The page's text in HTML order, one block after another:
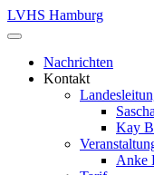
LVHS Hamburg
Nachrichten
Kontakt
Kay
Anke